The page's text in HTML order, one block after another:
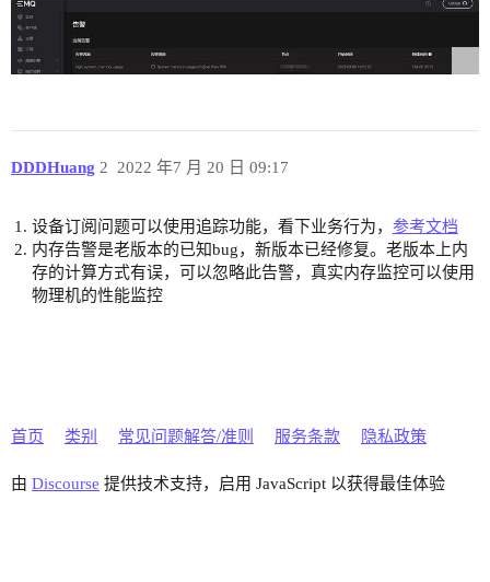
DDDHuang 2022 年7 月 20 日 09:17
2
设备订阅问题可以使用追踪功能，看下业务行为， 参考文档
内存告警是老版本的已知bug，新版本已经修复。老版本上内
存的计算方式有误，可以忽略此告警，真实内存监控可以使用
物理机的性能监控
首页 类别 常见问题解答/准则 服务条款 隐私政策
由 Discourse 提供技术支持，启用 JavaScript 以获得最佳体验